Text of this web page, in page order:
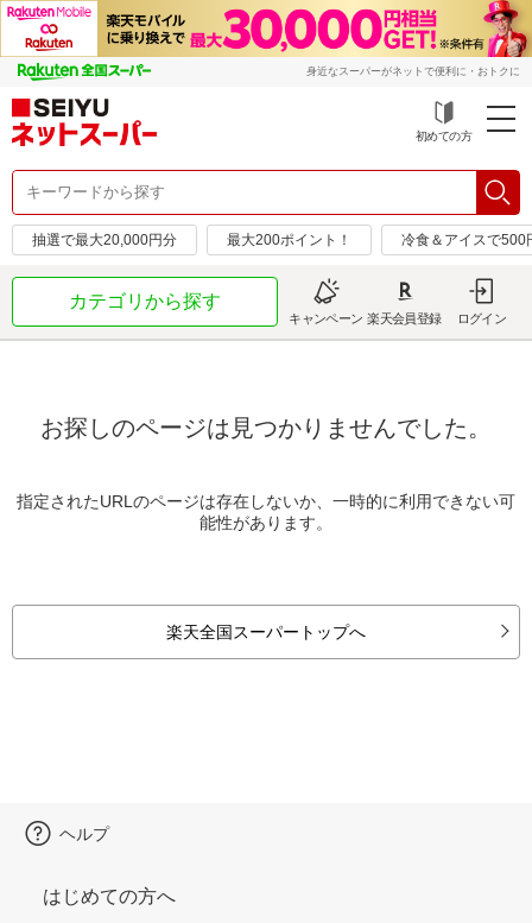
身近なスーパーがネットで便利に・おトクに
初めての方
抽選で最大20,000円分 最大200ポイント！ 冷食＆アイスで500
カテゴリから探す
キャンペーン 楽天会員登録 ログイン
お探しのページは見つかりませんでした。
指定されたURLのページは存在しないか、一時的に利用できない可
能性があります。
楽天全国スーパートップへ
ヘルプ
はじめての方へ